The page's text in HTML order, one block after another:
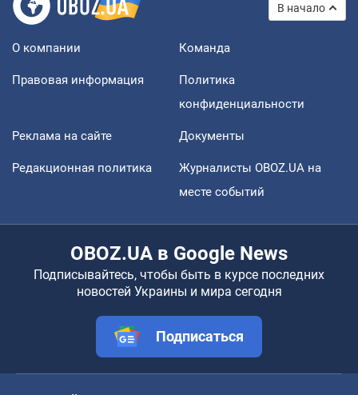
В начало
О компании Команда
Правовая информация
Политика
конфиденциальности
Реклама на сайте Документы
Редакционная политика
Журналисты OBOZ.UA на
месте событий
OBOZ.UA в Google News
Подписывайтесь, чтобы быть в курсе последних
новостей Украины и мира сегодня
Подписаться